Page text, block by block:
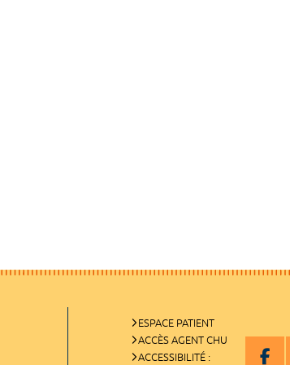
ESPACE PATIENT
ACCÈS AGENT CHU
ACCESSIBILITÉ :